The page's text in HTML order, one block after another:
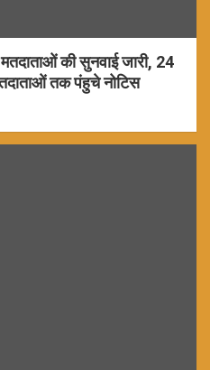
की सुनवाई जारी, 24
तक पंहुचे नोटिस